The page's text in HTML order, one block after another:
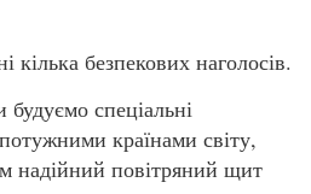
кілька безпекових наголосів.
спеціальні
країнами світу,
надійний повітряний щит